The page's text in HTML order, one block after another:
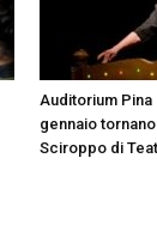
Auditorium Pina
gennaio
Sciroppo di